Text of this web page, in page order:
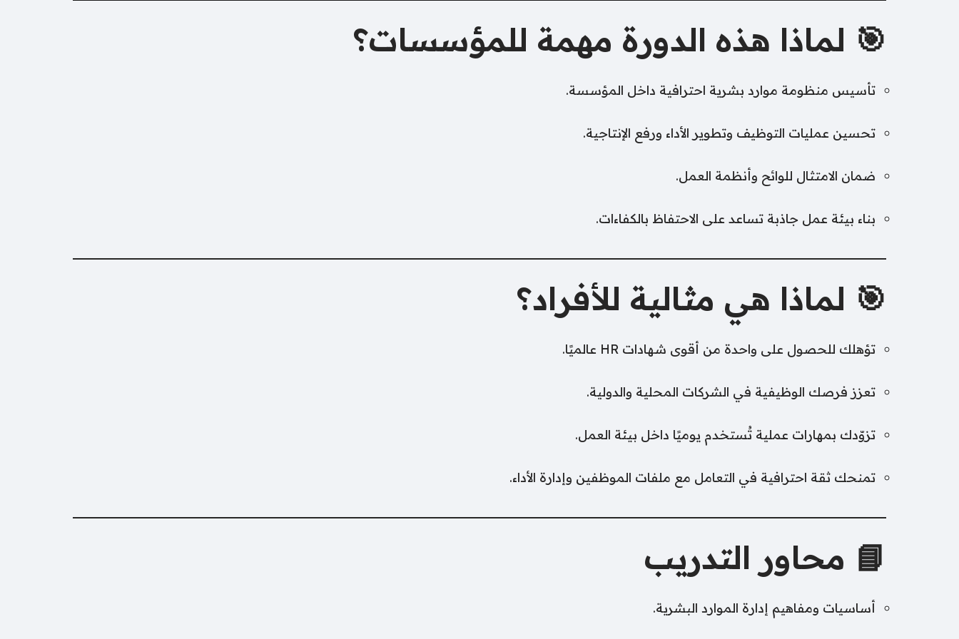
🎯 لماذا هذه الدورة مهمة للمؤسسات؟
تأسيس منظومة موارد بشرية احترافية داخل المؤسسة.
تحسين عمليات التوظيف وتطوير الأداء ورفع الإنتاجية.
ضمان الامتثال للوائح وأنظمة العمل.
بناء بيئة عمل جاذبة تساعد على الاحتفاظ بالكفاءات.
🎯 لماذا هي مثالية للأفراد؟
تؤهلك للحصول على واحدة من أقوى شهادات HR عالميًا.
تعزز فرصك الوظيفية في الشركات المحلية والدولية.
تزوّدك بمهارات عملية تُستخدم يوميًا داخل بيئة العمل.
تمنحك ثقة احترافية في التعامل مع ملفات الموظفين وإدارة الأداء.
📘 محاور التدريب
أساسيات ومفاهيم إدارة الموارد البشرية.